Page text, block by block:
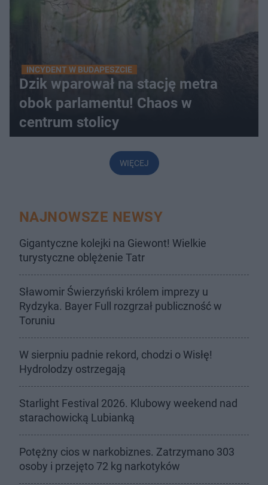
INCYDENT W BUDAPESZCIE
Dzik wparował na stację metra
obok parlamentu! Chaos w
centrum stolicy
WIĘCEJ
NAJNOWSZE NEWSY
Gigantyczne kolejki na Giewont! Wielkie
turystyczne oblężenie Tatr
Sławomir Świerzyński królem imprezy u
Rydzyka. Bayer Full rozgrzał publiczność w
Toruniu
W sierpniu padnie rekord, chodzi o Wisłę!
Hydrolodzy ostrzegają
Starlight Festival 2026. Klubowy weekend nad
starachowicką Lubianką
Potężny cios w narkobiznes. Zatrzymano 303
osoby i przejęto 72 kg narkotyków